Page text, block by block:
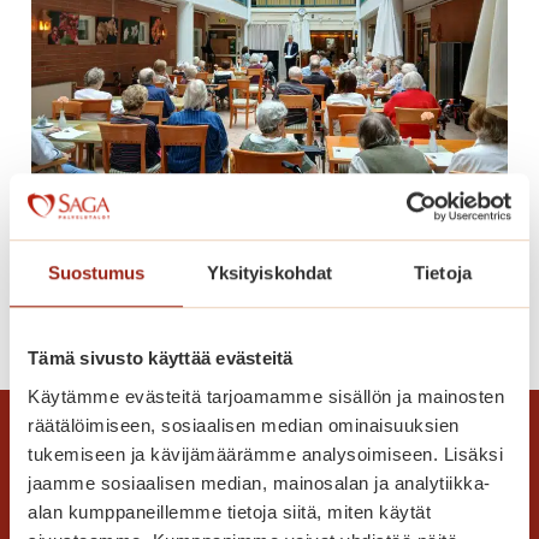
Suostumus Yksityiskohdat Tietoja
Tämä sivusto käyttää evästeitä
Käytämme evästeitä tarjoamamme sisällön ja mainosten
räätälöimiseen, sosiaalisen median ominaisuuksien
tukemiseen ja kävijämäärämme analysoimiseen. Lisäksi
jaamme sosiaalisen median, mainosalan ja analytiikka-
alan kumppaneillemme tietoja siitä, miten käytät
ö
ä
!
M
u
n
k
k
i
i
m
t
a
i
v
a
Kiitelty huipputason konsertti
K
t
e
l
t
y